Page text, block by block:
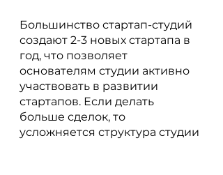
Большинство стартап-студий
создают 2-3 новых стартапа в
год, что позволяет
основателям студии активно
участвовать в развитии
стартапов. Если делать
больше сделок, то
усложняется структура студии